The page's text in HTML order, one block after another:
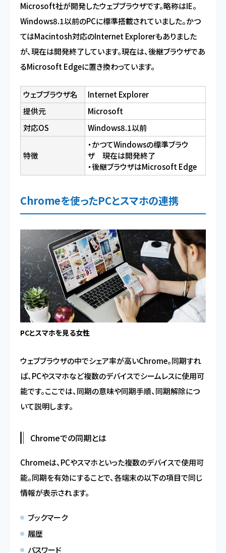
Microsoft社が開発したウェブブラウザです。略称はIE。
Windows8.1以前のPCに標準搭載されていました。かつ
てはMacintosh対応のInternet Explorerもありました
が、現在は開発終了しています。現在は、後継ブラウザであ
るMicrosoft Edgeに置き換わっています。
ウェブブラウザ名
Internet Explorer
提供元
Microsoft
対応OS
Windows8.1以前
特徴
・かつてWindowsの標準ブラウ
ザ 現在は開発終了
・後継ブラウザはMicrosoft Edge
Chromeを使ったPCとスマホの連携
PCとスマホを見る女性
ウェブブラウザの中でシェア率が高いChrome。同期すれ
ば、PCやスマホなど複数のデバイスでシームレスに使用可
能です。ここでは、同期の意味や同期手順、同期解除につ
いて説明します。
Chromeでの同期とは
Chromeは、PCやスマホといった複数のデバイスで使用可
能。同期を有効にすることで、各端末の以下の項目で同じ
情報が表示されます。
ブックマーク
履歴
パスワード